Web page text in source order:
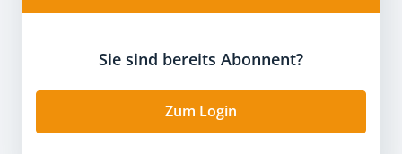
Sie sind bereits Abonnent?
Zum Login